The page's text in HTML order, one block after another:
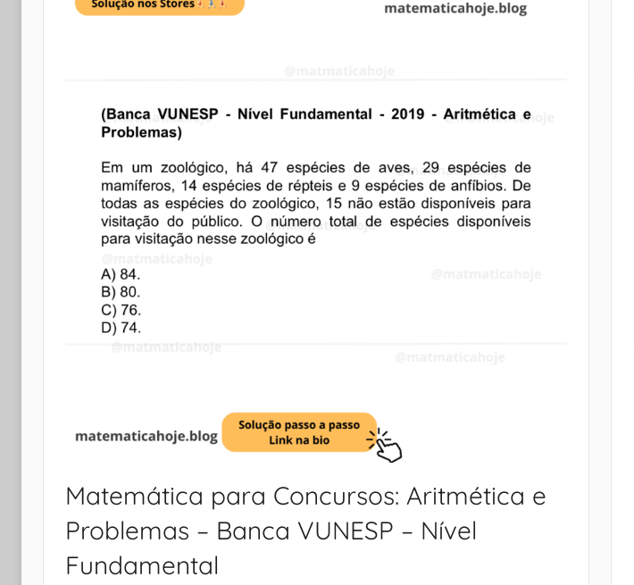
Matemática para Concursos: Aritmética e
Problemas – Banca VUNESP – Nível
Fundamental